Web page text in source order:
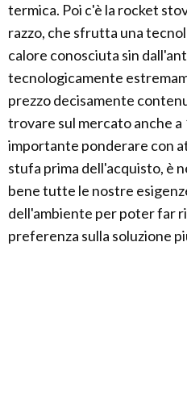
termica. Poi c'è la rocket
razzo, che sfrutta una
calore conosciuta sin
tecnologicamente
prezzo decisamente
trovare sul mercato anche
importante ponderare con
stufa prima dell'acquisto, è
bene tutte le nostre
dell'ambiente per poter far
preferenza sulla soluzione